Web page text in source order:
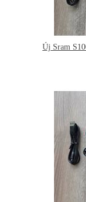
Új Sram